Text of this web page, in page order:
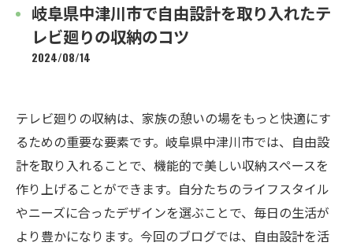
岐阜県中津川市で自由設計を取り入れたテ
レビ廻りの収納のコツ
2024/08/14
テレビ廻りの収納は、家族の憩いの場をもっと快適にす
るための重要な要素です。岐阜県中津川市では、自由設
計を取り入れることで、機能的で美しい収納スペースを
作り上げることができます。自分たちのライフスタイル
やニーズに合ったデザインを選ぶことで、毎日の生活が
より豊かになります。今回のブログでは、自由設計を活